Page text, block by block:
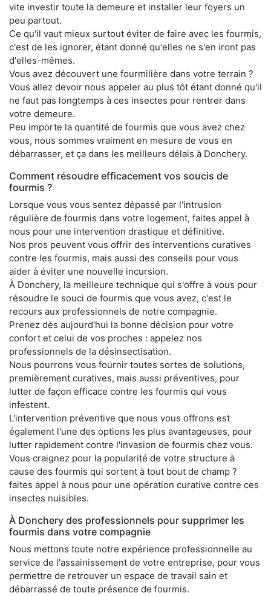
vite investir toute la demeure et installer leur foyers un
peu partout.
Ce qu'il vaut mieux surtout éviter de faire avec les fourmis,
c'est de les ignorer, étant donné qu'elles ne s'en iront pas
d'elles-mêmes.
Vous avez découvert une fourmilière dans votre terrain ?
Vous allez devoir nous appeler au plus tôt étant donné qu'il
ne faut pas longtemps à ces insectes pour rentrer dans
votre demeure.
Peu importe la quantité de fourmis que vous avez chez
vous, nous sommes vraiment en mesure de vous en
débarrasser, et ça dans les meilleurs délais à Donchery.
Comment résoudre efficacement vos soucis de
fourmis ?
Lorsque vous vous sentez dépassé par l'intrusion
régulière de fourmis dans votre logement, faites appel à
nous pour une intervention drastique et définitive.
Nos pros peuvent vous offrir des interventions curatives
contre les fourmis, mais aussi des conseils pour vous
aider à éviter une nouvelle incursion.
À Donchery, la meilleure technique qui s'offre à vous pour
résoudre le souci de fourmis que vous avez, c'est le
recours aux professionnels de notre compagnie.
Prenez dès aujourd'hui la bonne décision pour votre
confort et celui de vos proches : appelez nos
professionnels de la désinsectisation.
Nous pourrons vous fournir toutes sortes de solutions,
premièrement curatives, mais aussi préventives, pour
lutter de façon efficace contre les fourmis qui vous
infestent.
L'intervention préventive que nous vous offrons est
également l'une des options les plus avantageuses, pour
lutter rapidement contre l'invasion de fourmis chez vous.
Vous craignez pour la popularité de votre structure à
cause des fourmis qui sortent à tout bout de champ ?
faites appel à nous pour une opération curative contre ces
insectes nuisibles.
À Donchery des professionnels pour supprimer les
fourmis dans votre compagnie
Nous mettons toute notre expérience professionnelle au
service de l'assainissement de votre entreprise, pour vous
permettre de retrouver un espace de travail sain et
débarrassé de toute présence de fourmis.